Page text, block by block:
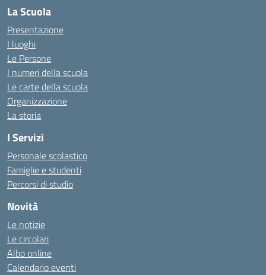
La Scuola
Presentazione
I luoghi
Le Persone
I numeri della scuola
Le carte della scuola
Organizzazione
La storia
I Servizi
Personale scolastico
Famiglie e studenti
Percorsi di studio
Novità
Le notizie
Le circolari
Albo online
Calendario eventi